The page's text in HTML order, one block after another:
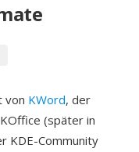
von KWord, der
(später in
KDE-Community